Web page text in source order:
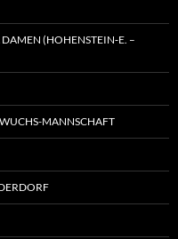
(HOHENSTEIN‑E. –
MANNSCHAFT